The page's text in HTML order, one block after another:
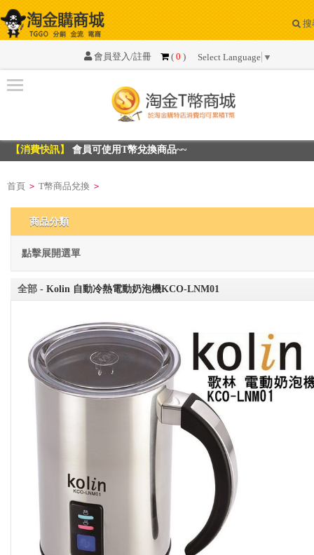
搜
會員登入/註冊 ( 0 ) Select Language ▼
系
告
T
最
【消費快訊】
會員可使用T幣兌換商品~~
首頁 > T幣商品兌換 >
商品分類
點擊展開選單
全部 - Kolin 自動冷熱電動奶泡機KCO-LNM01